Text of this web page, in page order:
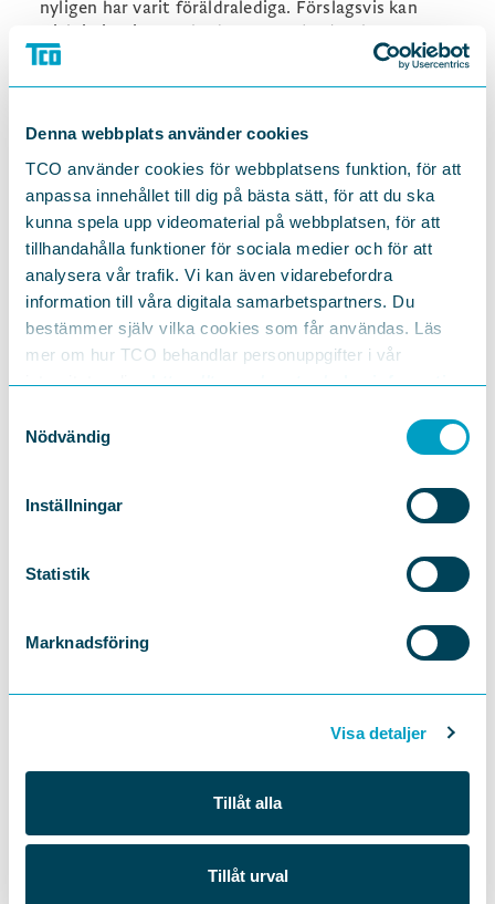
Denna webbplats använder cookies
TCO använder cookies för webbplatsens funktion, för att
anpassa innehållet till dig på bästa sätt, för att du ska
kunna spela upp videomaterial på webbplatsen, för att
tillhandahålla funktioner för sociala medier och för att
analysera vår trafik. Vi kan även vidarebefordra
information till våra digitala samarbetspartners. Du
bestämmer själv vilka cookies som får användas. Läs
mer om hur TCO behandlar personuppgifter i vår
integritetspolicyhttps://tco.se/om-tco/gdpr-information
Nödvändig
Inställningar
Statistik
Marknadsföring
Visa detaljer
Tillåt alla
Tillåt urval
nyligen har varit föräldralediga. Förslagsvis kan
Diskrimineringsombudsmannen (DO) och
Försäkringskassan samarbeta så att DO:s information
når alla som tar ut föräldrapenningdagar. Regeringen
Fackförbunden behöver informera sina medlemmar
och ge sina förtroendevalda verktyg för att främja ett
föräldravänligt arbetsliv och motverka
missgynnanden som har samband med att någon
arbetstagare planerar att vara, är eller har varit
föräldraledig.
Politiken kan bidra genom att göra
diskrimineringslagens bestämmelser om aktiva
åtgärder semidispositiva. Det skulle ge
arbetsmarknadens parter faktisk möjlighet att teckna
centrala kollektivavtal kring det förebyggande arbetet
mot diskriminering och det främjande arbetet för lika
rättigheter och möjligheter, vilket skulle öka
Missgynnande under